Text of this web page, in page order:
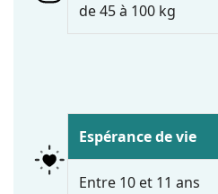
de 45 à 100 kg
Espérance de vie
Entre 10 et 11 ans